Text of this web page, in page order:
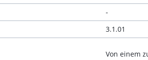
-
3.1.01
Von einem